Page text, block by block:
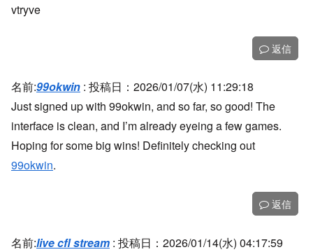
vtryve
返信
名前:99okwin : 投稿日：2026/01/07(水) 11:29:18
Just signed up with 99okwin, and so far, so good! The
interface is clean, and I’m already eyeing a few games.
Hoping for some big wins! Definitely checking out
99okwin.
返信
名前:live cfl stream : 投稿日：2026/01/14(水) 04:17:59